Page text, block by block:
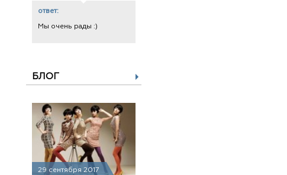
ответ:
Мы очень рады :)
БЛОГ
29 сентября 2017